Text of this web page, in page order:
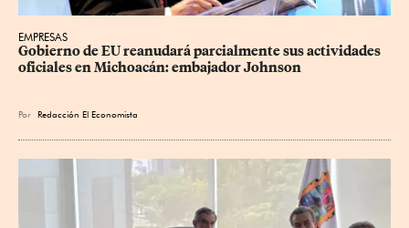
EMPRESAS
Gobierno de EU reanudará parcialmente sus actividades
oficiales en Michoacán: embajador Johnson
Por Redacción El Economista